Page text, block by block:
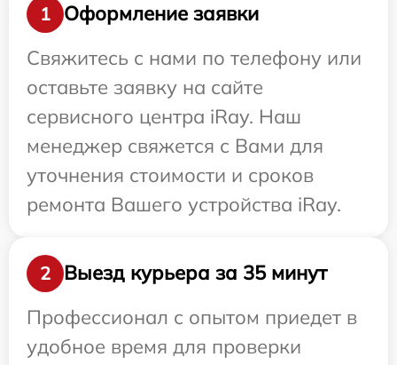
1
Оформление заявки
Свяжитесь с нами по телефону или
оставьте заявку на сайте
сервисного центра iRay. Наш
менеджер свяжется с Вами для
уточнения стоимости и сроков
ремонта Вашего устройства iRay.
2
Выезд курьера за 35 минут
Профессионал с опытом приедет в
удобное время для проверки